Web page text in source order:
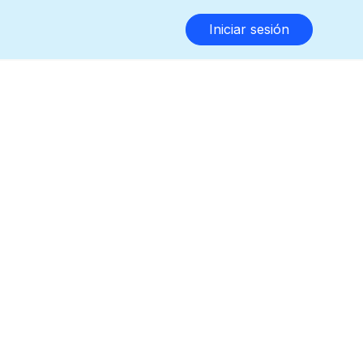
Iniciar sesión